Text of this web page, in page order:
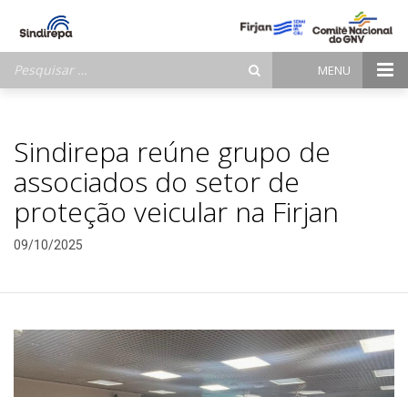
por:
MENU
Sindirepa reúne grupo de
associados do setor de
proteção veicular na Firjan
09/10/2025